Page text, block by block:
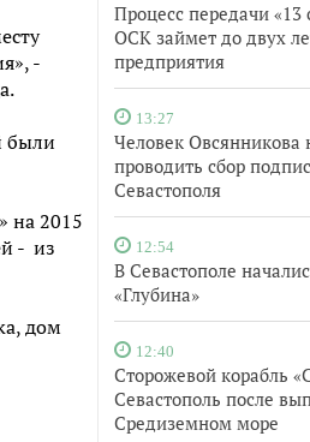
Процесс передачи
ОСК займет до двух
предприятия
13:27
Человек Овсянникова
проводить сбор
Севастополя
12:54
В Севастополе
«Глубина»
12:40
Сторожевой корабль
Севастополь после
Средиземном море
-
были
на 2015
- из
дом